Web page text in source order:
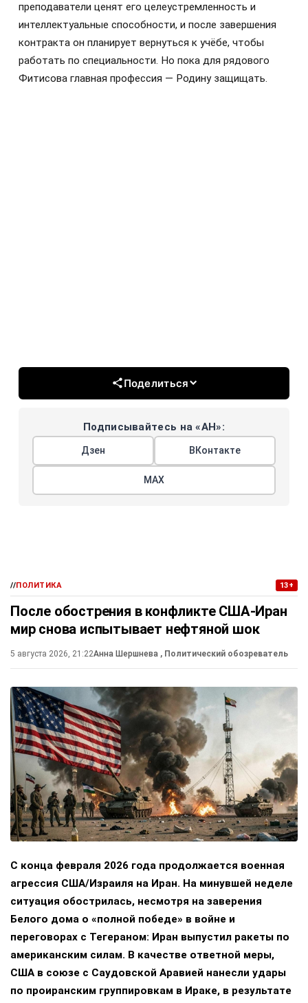
преподаватели ценят его целеустремленность и
интеллектуальные способности, и после завершения
контракта он планирует вернуться к учёбе, чтобы
работать по специальности. Но пока для рядового
Фитисова главная профессия — Родину защищать.
Поделиться
Подписывайтесь на «АН»:
Дзен ВКонтакте
МАХ
//ПОЛИТИКА 13+
После обострения в конфликте США-Иран
мир снова испытывает нефтяной шок
5 августа 2026, 21:22Анна Шершнева , Политический обозреватель
С конца февраля 2026 года продолжается военная
агрессия США/Израиля на Иран. На минувшей неделе
ситуация обострилась, несмотря на заверения
Белого дома о «полной победе» в войне и
переговорах с Тегераном: Иран выпустил ракеты по
американским силам. В качестве ответной меры,
США в союзе с Саудовской Аравией нанесли удары
по проиранским группировкам в Ираке, в результате